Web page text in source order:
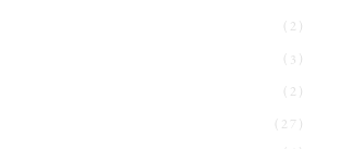
(2)
(3)
(2)
(27)